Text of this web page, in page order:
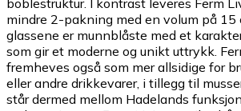
mindre 2-pakning med en volum på 15
glassene er munnblåste med et
som gir et moderne og unikt uttrykk.
fremheves også som mer allsidige for
eller andre drikkevarer, i tillegg til
står dermed mellom Hadelands